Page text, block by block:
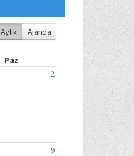
Aylık Ajanda
Paz
2
9